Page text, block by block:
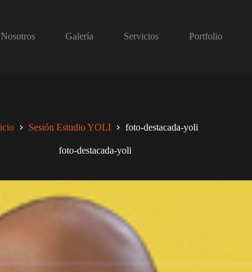
Nosotros Galería Servicios Portfolio
Sesión Estudio YOLI foto-destacada-yoli
foto-destacada-yoli